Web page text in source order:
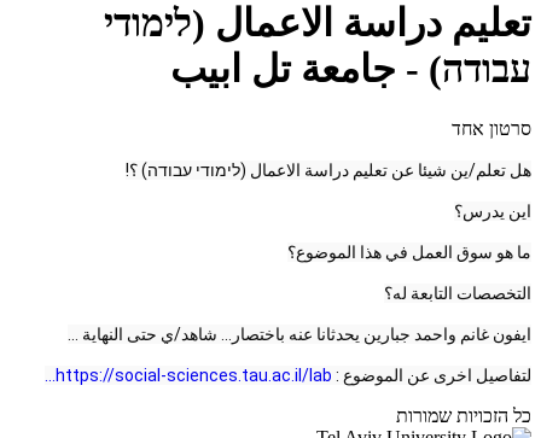
تعليم دراسة الاعمال (לימודי
עבודה) - جامعة تل ابيب
סרטון אחד
هل تعلم/ين شيئا عن تعليم دراسة الاعمال (לימודי עבודה) ؟!
اين يدرس؟
ما هو سوق العمل في هذا الموضوع؟
التخصصات التابعة له؟
ايفون غانم واحمد جبارين يحدثانا عنه باختصار... شاهد/ي حتى النهاية ...
لتفاصيل اخرى عن الموضوع : https://social-sciences.tau.ac.il/lab...
כל הזכויות שמורות